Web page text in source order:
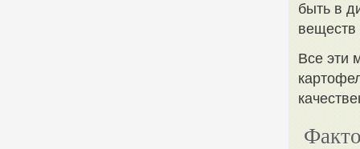
быть в
Все эти